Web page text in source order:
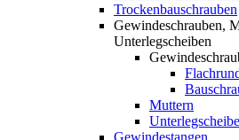
Trockenbauschrauben
Gewindeschrauben,
Unterlegscheiben
Muttern